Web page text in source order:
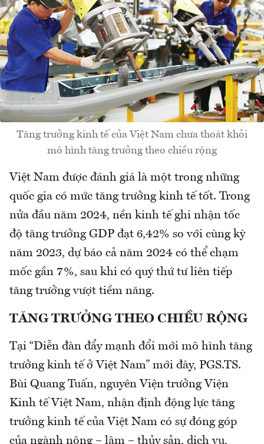
Tăng trưởng kinh tế của Việt Nam chưa thoát khỏi
mô hình tăng trưởng theo chiều rộng
Việt Nam được đánh giá là một trong những
quốc gia có mức tăng trưởng kinh tế tốt. Trong
nửa đầu năm 2024, nền kinh tế ghi nhận tốc
độ tăng trưởng GDP đạt 6,42% so với cùng kỳ
năm 2023, dự báo cả năm 2024 có thể chạm
mốc gần 7%, sau khi có quý thứ tư liên tiếp
tăng trưởng vượt tiềm năng.
TĂNG TRƯỞNG THEO CHIỀU RỘNG
Tại “Diễn đàn đẩy mạnh đổi mới mô hình tăng
trưởng kinh tế ở Việt Nam” mới đây, PGS.TS.
Bùi Quang Tuấn, nguyên Viện trưởng Viện
Kinh tế Việt Nam, nhận định động lực tăng
trưởng kinh tế của Việt Nam có sự đóng góp
của ngành nông – lâm – thủy sản, dịch vụ,